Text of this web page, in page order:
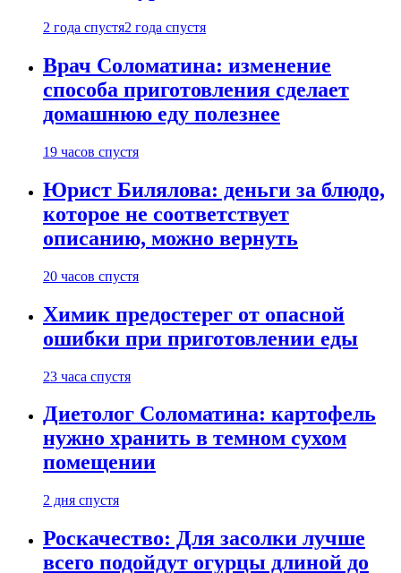
2 года спустя2 года спустя
Врач Соломатина: изменение
способа приготовления сделает
домашнюю еду полезнее
19 часов спустя
Юрист Билялова: деньги за блюдо,
которое не соответствует
описанию, можно вернуть
20 часов спустя
Химик предостерег от опасной
ошибки при приготовлении еды
23 часа спустя
Диетолог Соломатина: картофель
нужно хранить в темном сухом
помещении
2 дня спустя
Роскачество: Для засолки лучше
всего подойдут огурцы длиной до